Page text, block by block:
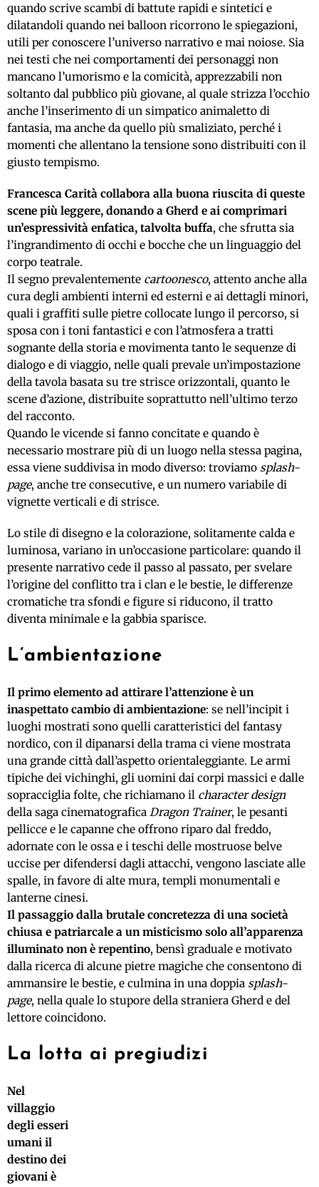
quando scrive scambi di battute rapidi e sintetici e
dilatandoli quando nei balloon ricorrono le spiegazioni,
utili per conoscere l’universo narrativo e mai noiose. Sia
nei testi che nei comportamenti dei personaggi non
mancano l’umorismo e la comicità, apprezzabili non
soltanto dal pubblico più giovane, al quale strizza l’occhio
anche l’inserimento di un simpatico animaletto di
fantasia, ma anche da quello più smaliziato, perché i
momenti che allentano la tensione sono distribuiti con il
giusto tempismo.
Francesca Carità collabora alla buona riuscita di queste
scene più leggere, donando a Gherd e ai comprimari
un’espressività enfatica, talvolta buffa, che sfrutta sia
l’ingrandimento di occhi e bocche che un linguaggio del
corpo teatrale.
Il segno prevalentemente cartoonesco, attento anche alla
cura degli ambienti interni ed esterni e ai dettagli minori,
quali i graffiti sulle pietre collocate lungo il percorso, si
sposa con i toni fantastici e con l’atmosfera a tratti
sognante della storia e movimenta tanto le sequenze di
dialogo e di viaggio, nelle quali prevale un’impostazione
della tavola basata su tre strisce orizzontali, quanto le
scene d’azione, distribuite soprattutto nell’ultimo terzo
del racconto.
Quando le vicende si fanno concitate e quando è
necessario mostrare più di un luogo nella stessa pagina,
essa viene suddivisa in modo diverso: troviamo splash-
page, anche tre consecutive, e un numero variabile di
vignette verticali e di strisce.
Lo stile di disegno e la colorazione, solitamente calda e
luminosa, variano in un’occasione particolare: quando il
presente narrativo cede il passo al passato, per svelare
l’origine del conflitto tra i clan e le bestie, le differenze
cromatiche tra sfondi e figure si riducono, il tratto
diventa minimale e la gabbia sparisce.
L’ambientazione
Il primo elemento ad attirare l’attenzione è un
inaspettato cambio di ambientazione: se nell’incipit i
luoghi mostrati sono quelli caratteristici del fantasy
nordico, con il dipanarsi della trama ci viene mostrata
una grande città dall’aspetto orientaleggiante. Le armi
tipiche dei vichinghi, gli uomini dai corpi massici e dalle
sopracciglia folte, che richiamano il character design
della saga cinematografica Dragon Trainer, le pesanti
pellicce e le capanne che offrono riparo dal freddo,
adornate con le ossa e i teschi delle mostruose belve
uccise per difendersi dagli attacchi, vengono lasciate alle
spalle, in favore di alte mura, templi monumentali e
lanterne cinesi.
Il passaggio dalla brutale concretezza di una società
chiusa e patriarcale a un misticismo solo all’apparenza
illuminato non è repentino, bensì graduale e motivato
dalla ricerca di alcune pietre magiche che consentono di
ammansire le bestie, e culmina in una doppia splash-
page, nella quale lo stupore della straniera Gherd e del
lettore coincidono.
La lotta ai pregiudizi
Nel
villaggio
degli esseri
umani il
destino dei
giovani è